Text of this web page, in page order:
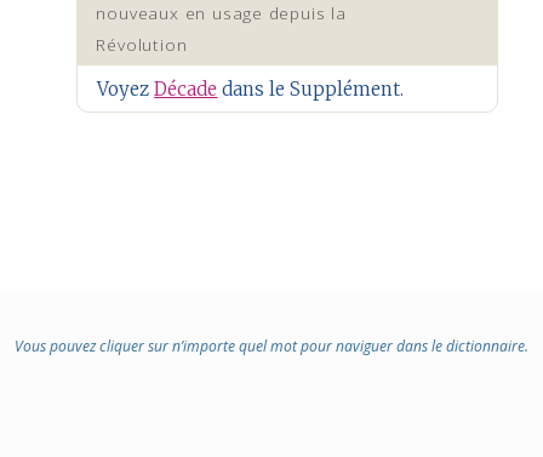
nouveaux en usage depuis la
Révolution
VoyezDécade dans le Supplément.
Vous pouvez cliquer sur n’importe quel mot pour naviguer dans le dictionnaire.